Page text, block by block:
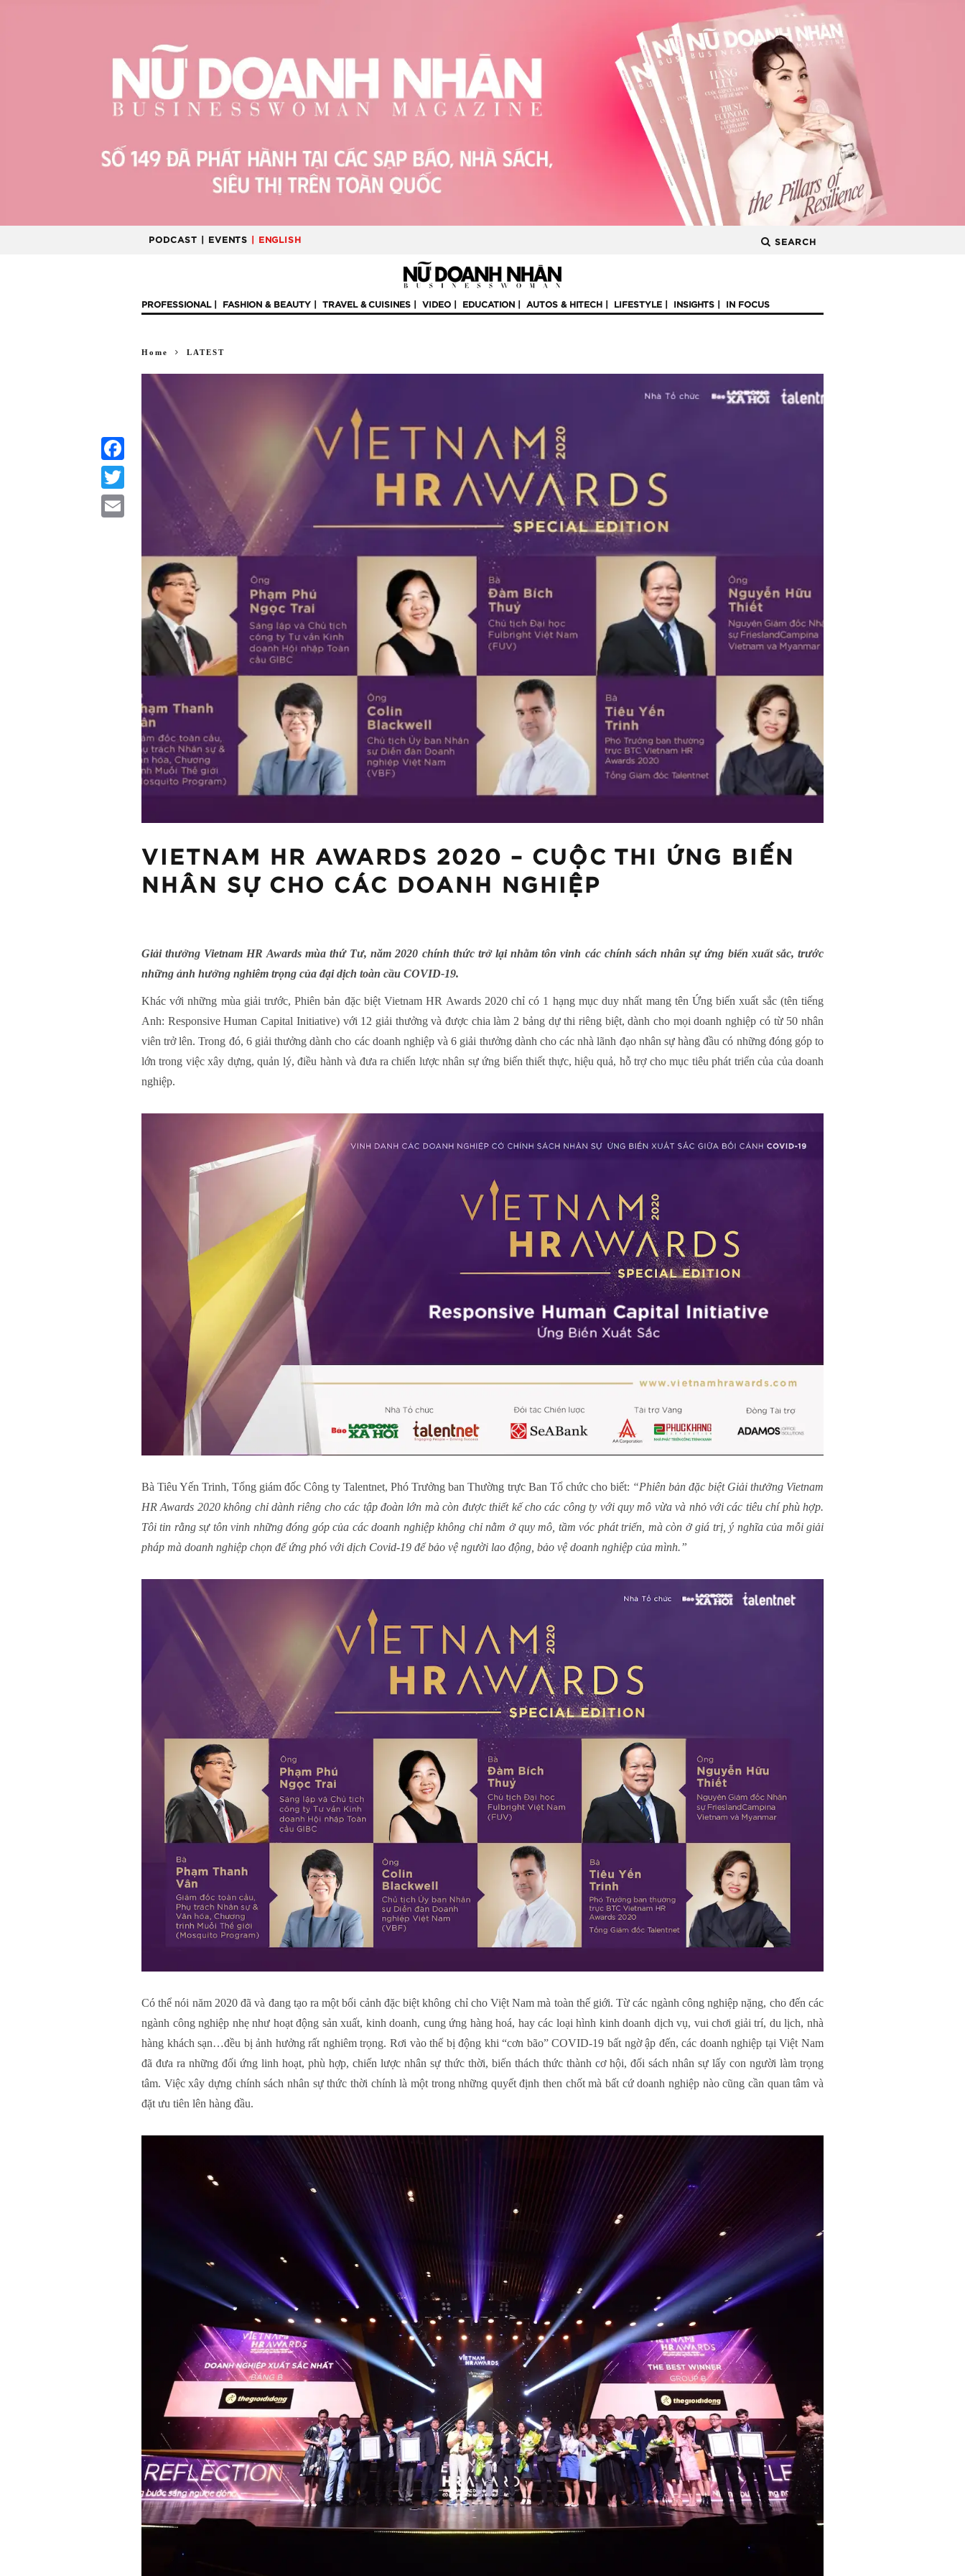
PODCAST | EVENTS | ENGLISH SEARCH
PROFESSIONAL FASHION & BEAUTY TRAVEL & CUISINES VIDEO EDUCATION AUTOS & HITECH LIFESTYLE INSIGHTS IN FOCUS
Home LATEST
VIETNAM HR AWARDS 2020 – CUỘC THI ỨNG BIẾN
NHÂN SỰ CHO CÁC DOANH NGHIỆP
Giải thưởng Vietnam HR Awards mùa thứ Tư, năm 2020 chính thức trở lại nhằm tôn vinh các chính sách nhân sự ứng biến xuất sắc, trước
những ảnh hưởng nghiêm trọng của đại dịch toàn cầu COVID-19.
Khác với những mùa giải trước, Phiên bản đặc biệt Vietnam HR Awards 2020 chỉ có 1 hạng mục duy nhất mang tên Ứng biến xuất sắc (tên tiếng
Anh: Responsive Human Capital Initiative) với 12 giải thưởng và được chia làm 2 bảng dự thi riêng biệt, dành cho mọi doanh nghiệp có từ 50 nhân
viên trở lên. Trong đó, 6 giải thưởng dành cho các doanh nghiệp và 6 giải thưởng dành cho các nhà lãnh đạo nhân sự hàng đầu có những đóng góp to
lớn trong việc xây dựng, quản lý, điều hành và đưa ra chiến lược nhân sự ứng biến thiết thực, hiệu quả, hỗ trợ cho mục tiêu phát triển của của doanh
nghiệp.
Bà Tiêu Yến Trinh, Tổng giám đốc Công ty Talentnet, Phó Trưởng ban Thường trực Ban Tổ chức cho biết: “Phiên bản đặc biệt Giải thưởng Vietnam
HR Awards 2020 không chỉ dành riêng cho các tập đoàn lớn mà còn được thiết kế cho các công ty với quy mô vừa và nhỏ với các tiêu chí phù hợp.
Tôi tin rằng sự tôn vinh những đóng góp của các doanh nghiệp không chỉ nằm ở quy mô, tầm vóc phát triển, mà còn ở giá trị, ý nghĩa của mỗi giải
pháp mà doanh nghiệp chọn để ứng phó với dịch Covid-19 để bảo vệ người lao động, bảo vệ doanh nghiệp của mình.”
Có thể nói năm 2020 đã và đang tạo ra một bối cảnh đặc biệt không chỉ cho Việt Nam mà toàn thế giới. Từ các ngành công nghiệp nặng, cho đến các
ngành công nghiệp nhẹ như hoạt động sản xuất, kinh doanh, cung ứng hàng hoá, hay các loại hình kinh doanh dịch vụ, vui chơi giải trí, du lịch, nhà
hàng khách sạn…đều bị ảnh hưởng rất nghiêm trọng. Rơi vào thế bị động khi “cơn bão” COVID-19 bất ngờ ập đến, các doanh nghiệp tại Việt Nam
đã đưa ra những đối ứng linh hoạt, phù hợp, chiến lược nhân sự thức thời, biến thách thức thành cơ hội, đối sách nhân sự lấy con người làm trọng
tâm. Việc xây dựng chính sách nhân sự thức thời chính là một trong những quyết định then chốt mà bất cứ doanh nghiệp nào cũng cần quan tâm và
đặt ưu tiên lên hàng đầu.
Facebook
Twitter